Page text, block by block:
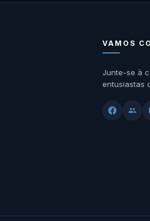
VAMOS
Junte-se à
entusiastas